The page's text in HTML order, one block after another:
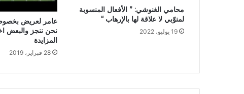
محامي الغنوشي: ” الأفعال المنسوبة
لمنوّبي لا علاقة لها بالإرهاب “
19 يوليو، 2022
عامر لعريض بخصوص
نحن ننجز والبعض
المزايدة
28 فبراير، 2019